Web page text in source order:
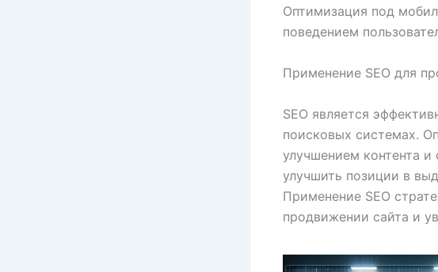
Оптимизация под
поведением
Применение SEO для
SEO является
поисковых системах.
улучшением контента
улучшить позиции в
Применение SEO
продвижении сайта и